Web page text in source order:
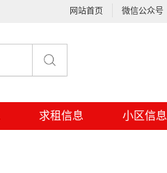
网站首页 微信公众号
求租信息 小区信息